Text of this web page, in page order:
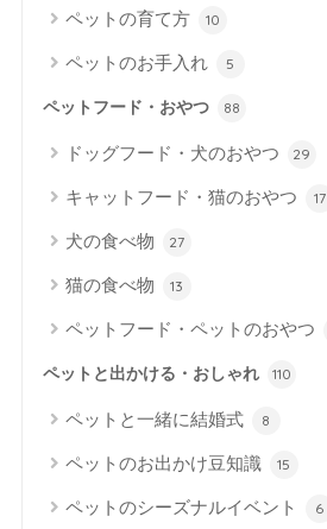
ペットの育て方 10
ペットのお手入れ 5
ペットフード・おやつ 88
ドッグフード・犬のおやつ 29
キャットフード・猫のおやつ 17
犬の食べ物 27
猫の食べ物 13
ペットフード・ペットのおやつ
ペットと出かける・おしゃれ 110
ペットと一緒に結婚式 8
ペットのお出かけ豆知識 15
ペットのシーズナルイベント 6